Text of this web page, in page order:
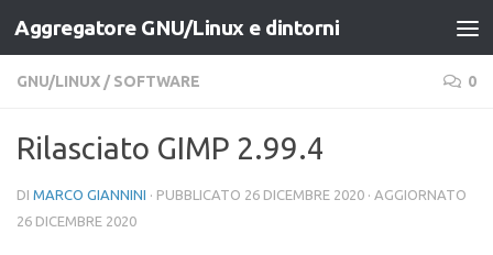
Salta al contenuto
Aggregatore GNU/Linux e dintorni
GNU/LINUX / SOFTWARE 0
Rilasciato GIMP 2.99.4
DI MARCO GIANNINI · PUBBLICATO 26 DICEMBRE 2020 · AGGIORNATO
26 DICEMBRE 2020